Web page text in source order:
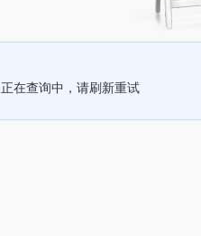
正在查询中，请刷新重试